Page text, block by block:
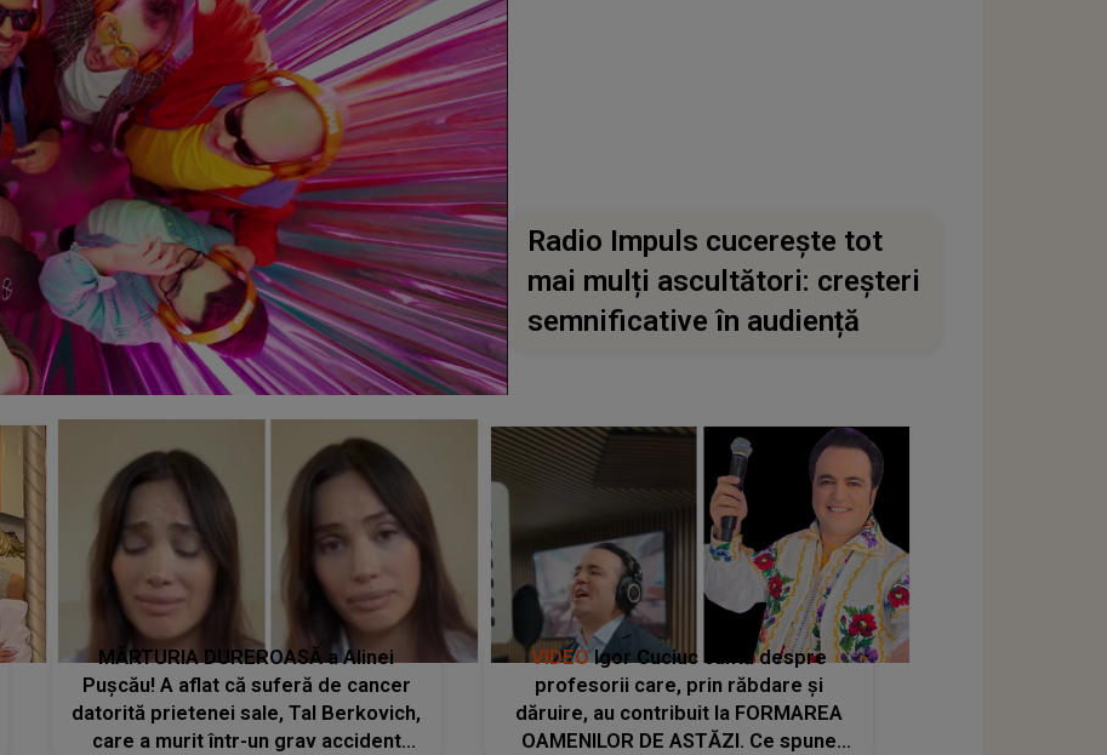
Radio Impuls cucerește tot
mai mulți ascultători: creșteri
semnificative în audiență
MĂRTURIA DUREROASĂ a Alinei
Pușcău! A aflat că suferă de cancer
datorită prietenei sale, Tal Berkovich,
care a murit într-un grav accident
VIDEOIgor Cuciuc cântă despre
profesorii care, prin răbdare și
dăruire, au contribuit la FORMAREA
OAMENILOR DE ASTĂZI. Ce spune